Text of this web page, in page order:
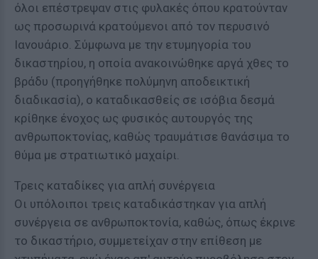
όλοι επέστρεψαν στις φυλακές όπου κρατούνταν
ως προσωρινά κρατούμενοι από τον περυσινό
Ιανουάριο. Σύμφωνα με την ετυμηγορία του
δικαστηρίου, η οποία ανακοινώθηκε αργά χθες το
βράδυ (προηγήθηκε πολύμηνη αποδεικτική
διαδικασία), ο καταδικασθείς σε ισόβια δεσμά
κρίθηκε ένοχος ως φυσικός αυτουργός της
ανθρωποκτονίας, καθώς τραυμάτισε θανάσιμα το
θύμα με στρατιωτικό μαχαίρι.
Τρεις καταδίκες για απλή συνέργεια
Οι υπόλοιποι τρεις καταδικάστηκαν για απλή
συνέργεια σε ανθρωποκτονία, καθώς, όπως έκρινε
το δικαστήριο, συμμετείχαν στην επίθεση με